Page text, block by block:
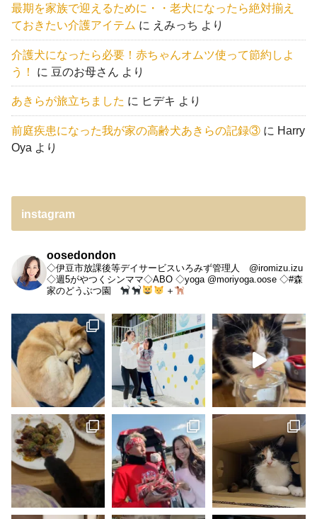
最期を家族で迎えるために・・老犬になったら絶対揃え
ておきたい介護アイテム に えみっち より
介護犬になったら必要！赤ちゃんオムツ使って節約しよ
う！
に 豆のお母さん より
あきらが旅立ちました に ヒデキ より
前庭疾患になった我が家の高齢犬あきらの記録③ に Harry
Oya より
instagram
oosedondon
◇伊豆市放課後等デイサービスいろみず管理人 @iromizu.izu
◇週5がやつくシンママ◇ABO ◇yoga @moriyoga.oose ◇#森
家のどうぶつ園
＋